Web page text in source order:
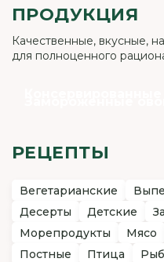
ПРОДУКЦИЯ
Качественные, вкусные,
для полноценного
РЕЦЕПТЫ
Вегетарианские
Десерты
Детские
Морепродукты
Мясо
Постные
Птица